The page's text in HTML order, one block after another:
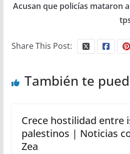
Acusan que policías mataron
Share This Post:
También te
Crece hostilidad entre
palestinos | Noticias
Zea